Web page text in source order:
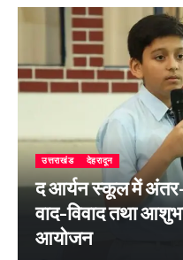
उत्तराखंड देहरादून
द आर्यन स्कूल में
वाद-विवाद तथा
आयोजन